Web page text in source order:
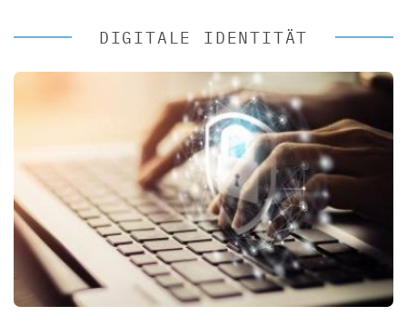
DIGITALE IDENTITÄT